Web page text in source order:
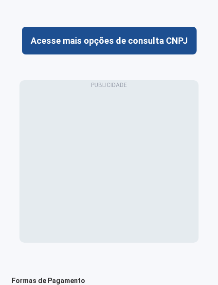
Acesse mais opções de consulta CNPJ
Formas de Pagamento